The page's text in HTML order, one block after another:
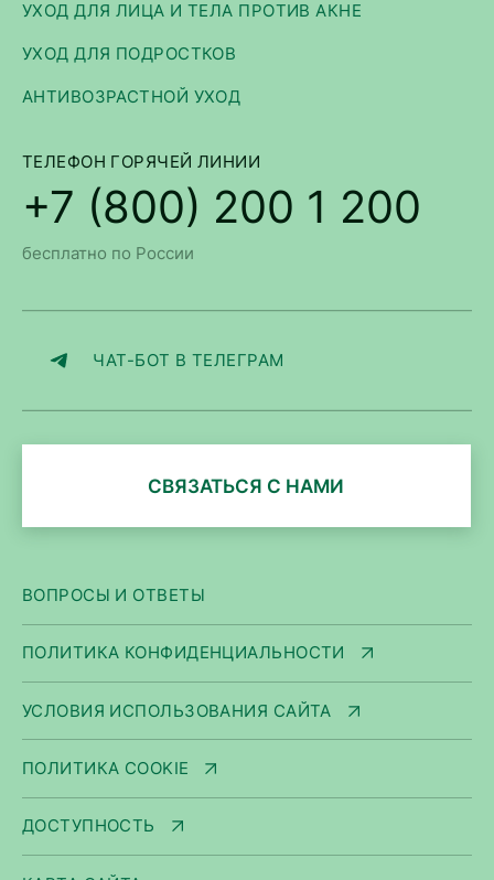
УХОД ДЛЯ ЛИЦА И ТЕЛА ПРОТИВ АКНЕ
УХОД ДЛЯ ПОДРОСТКОВ
АНТИВОЗРАСТНОЙ УХОД
ТЕЛЕФОН ГОРЯЧЕЙ ЛИНИИ
+7 (800) 200 1 200
бесплатно по России
ЧАТ-БОТ В ТЕЛЕГРАМ
СВЯЗАТЬСЯ С НАМИ
ВОПРОСЫ И ОТВЕТЫ
ПОЛИТИКА КОНФИДЕНЦИАЛЬНОСТИ
УСЛОВИЯ ИСПОЛЬЗОВАНИЯ САЙТА
ПОЛИТИКА COOKIE
ДОСТУПНОСТЬ